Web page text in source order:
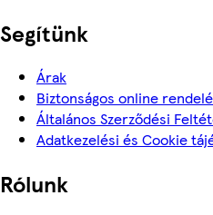
Segítünk
Árak
Biztonságos online
Általános Szerződési
Adatkezelési és Cookie
Rólunk